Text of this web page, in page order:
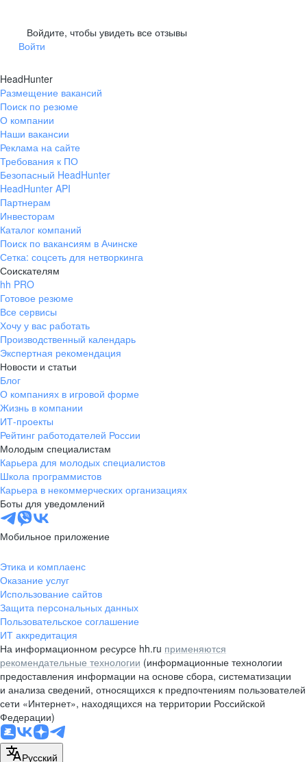
Войдите, чтобы увидеть все отзывы
Войти
HeadHunter
Размещение вакансий
Поиск по резюме
О компании
Наши вакансии
Реклама на сайте
Требования к ПО
Безопасный HeadHunter
HeadHunter API
Партнерам
Инвесторам
Каталог компаний
Поиск по вакансиям в Ачинске
Сетка: соцсеть для нетворкинга
Соискателям
hh PRO
Готовое резюме
Все сервисы
Хочу у вас работать
Производственный календарь
Экспертная рекомендация
Новости и статьи
Блог
О компаниях в игровой форме
Жизнь в компании
ИТ-проекты
Рейтинг работодателей России
Молодым специалистам
Карьера для молодых специалистов
Школа программистов
Карьера в некоммерческих организациях
Боты для уведомлений
Мобильное приложение
Этика и комплаенс
Оказание услуг
Использование сайтов
Защита персональных данных
Пользовательское соглашение
ИТ аккредитация
На информационном ресурсе hh.ru применяются
рекомендательные технологии (информационные технологии
предоставления информации на основе сбора, систематизации
и анализа сведений, относящихся к предпочтениям пользователей
сети «Интернет», находящихся на территории Российской
Федерации)
Русский